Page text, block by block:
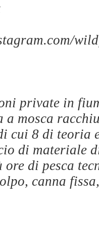
private in
a mosca
cui 8 di teoria
di materiale
di pesca
canna